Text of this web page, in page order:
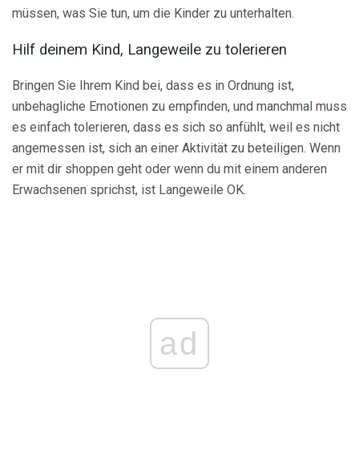
müssen, was Sie tun, um die Kinder zu unterhalten.
Hilf deinem Kind, Langeweile zu tolerieren
Bringen Sie Ihrem Kind bei, dass es in Ordnung ist,
unbehagliche Emotionen zu empfinden, und manchmal muss
es einfach tolerieren, dass es sich so anfühlt, weil es nicht
angemessen ist, sich an einer Aktivität zu beteiligen. Wenn
er mit dir shoppen geht oder wenn du mit einem anderen
Erwachsenen sprichst, ist Langeweile OK.
ad